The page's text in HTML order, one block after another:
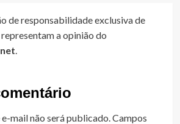
de responsabilidade exclusiva de
a opinião do
.
mail não será publicado.Campos